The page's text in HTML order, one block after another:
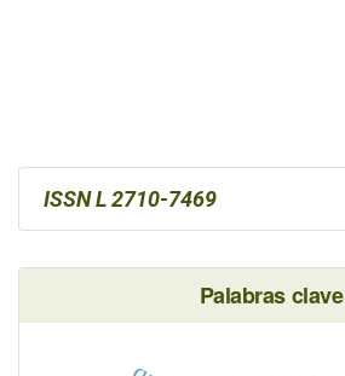
ISSN L 2710-7469
Palabras clave